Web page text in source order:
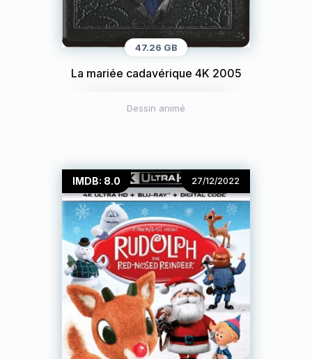
47.26 GB
La mariée cadavérique 4K 2005
Dessin animé
IMDB: 8.0 27/12/2022